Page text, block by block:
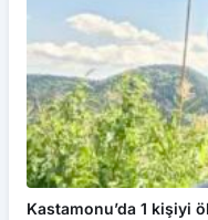
Kastamonu’da 1 kişiyi